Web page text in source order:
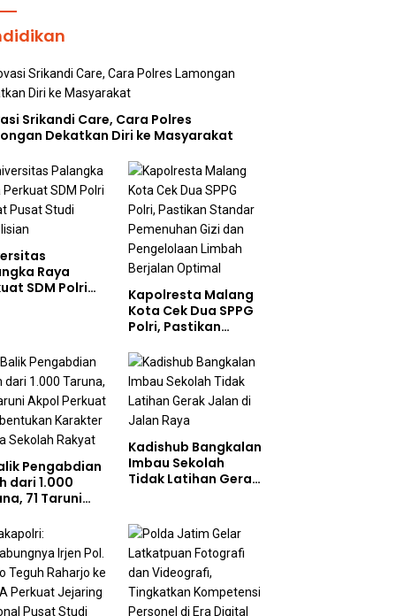
Srikandi Care, Cara Polres
Dekatkan Diri ke Masyarakat
Raya
SDM Polri
Kapolresta Malang
Kota Cek Dua SPPG
Polri, Pastikan
Gizi dan
Pengelolaan Limbah
Berjalan Optimal
Pengabdian
dari 1.000
71 Taruni
Siswa
Rakyat
Kadishub Bangkalan
Imbau Sekolah
Tidak Latihan Gerak